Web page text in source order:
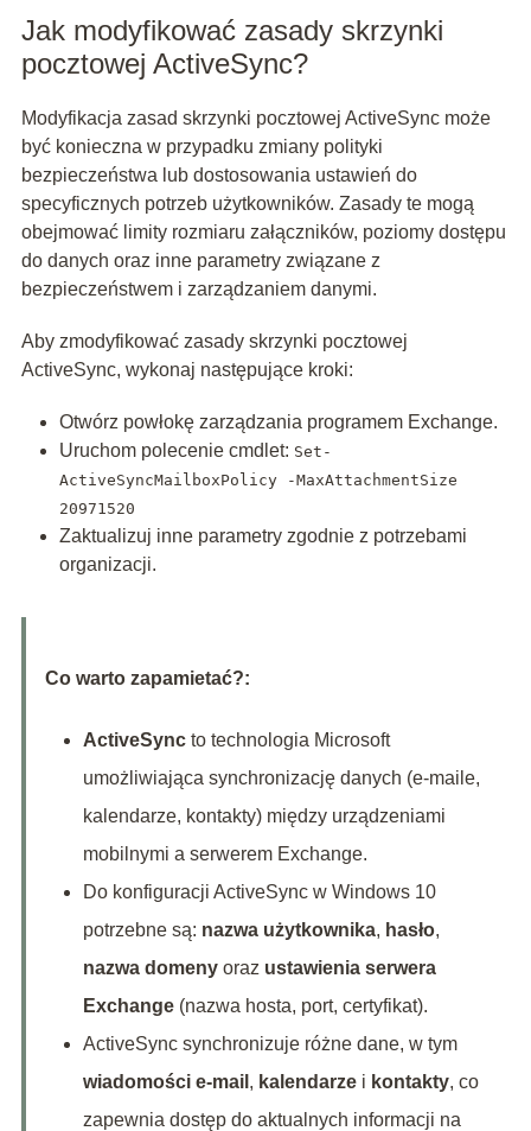
Jak modyfikować zasady skrzynki
pocztowej ActiveSync?
Modyfikacja zasad skrzynki pocztowej ActiveSync może
być konieczna w przypadku zmiany polityki
bezpieczeństwa lub dostosowania ustawień do
specyficznych potrzeb użytkowników. Zasady te mogą
obejmować limity rozmiaru załączników, poziomy dostępu
do danych oraz inne parametry związane z
bezpieczeństwem i zarządzaniem danymi.
Aby zmodyfikować zasady skrzynki pocztowej
ActiveSync, wykonaj następujące kroki:
Otwórz powłokę zarządzania programem Exchange.
Uruchom polecenie cmdlet: Set-
ActiveSyncMailboxPolicy -MaxAttachmentSize
20971520
Zaktualizuj inne parametry zgodnie z potrzebami
organizacji.
Co warto zapamietać?:
ActiveSyncto technologia Microsoft
umożliwiająca synchronizację danych (e-maile,
kalendarze, kontakty) między urządzeniami
mobilnymi a serwerem Exchange.
Do konfiguracji ActiveSync w Windows 10
potrzebne są: nazwa użytkownika, hasło,
nazwa domenyoraz ustawienia serwera
Exchange(nazwa hosta, port, certyfikat).
ActiveSync synchronizuje różne dane, w tym
wiadomości e-mail , kalendarzei kontakty, co
zapewnia dostęp do aktualnych informacji na